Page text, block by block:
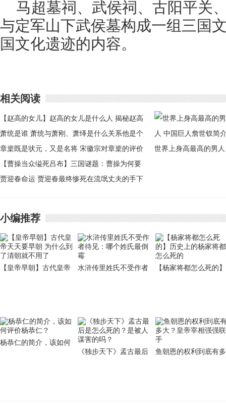
马超墓祠、武侯祠、古阳平关
与定军山下武侯墓构成一组三国
国文化遗迹的内容。
相关阅读
【赵高的女儿】赵高的女儿是什么人 揭秘赵高
为什么要灭秦
萧统是谁 萧统与萧刚、萧绎是什么关系他是个
怎样的人
章楶既是状元，又是名将 宋徽宗对章楶的评价
非常高
【曹操当众缢死吕布】三国谜题：曹操为何要
当众缢死吕布
贾迎春命运 贾迎春最终惨死在流氓丈夫的手下
世界上身高最高的男人
小编推荐
【皇帝早朝】古代皇帝
水浒传里姓氏不受作者
【杨家将都怎么死的】
杨恭仁的简介，该如何
《独步天下》孟古最后
鱼朝恩的权利到底有多